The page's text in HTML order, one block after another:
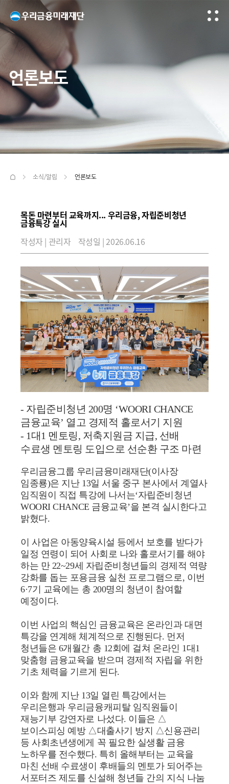
언론보도
소식/알림 언론보도
목돈 마련부터 교육까지... 우리금융, 자립준비청년
금융특강 실시
작성자 | 관리자
작성일 | 2026.06.16
- 자립준비청년 200명 ‘WOORI CHANCE
금융교육’ 열고 경제적 홀로서기 지원
- 1대1 멘토링, 저축지원금 지급, 선배
수료생 멘토링 도입으로 선순환 구조 마련
우리금융그룹 우리금융미래재단(이사장
임종룡)은 지난 13일 서울 중구 본사에서 계열사
임직원이 직접 특강에 나서는‘자립준비청년
WOORI CHANCE 금융교육’을 본격 실시한다고
밝혔다.
이 사업은 아동양육시설 등에서 보호를 받다가
일정 연령이 되어 사회로 나와 홀로서기를 해야
하는 만 22~29세 자립준비청년들의 경제적 역량
강화를 돕는 포용금융 실천 프로그램으로, 이번
6·7기 교육에는 총 200명의 청년이 참여할
예정이다.
이번 사업의 핵심인 금융교육은 온라인과 대면
특강을 연계해 체계적으로 진행된다. 먼저
청년들은 6개월간 총 12회에 걸쳐 온라인 1대1
맞춤형 금융교육을 받으며 경제적 자립을 위한
기초 체력을 기르게 된다.
이와 함께 지난 13일 열린 특강에서는
우리은행과 우리금융캐피탈 임직원들이
재능기부 강연자로 나섰다. 이들은 △
보이스피싱 예방 △대출사기 방지 △신용관리
등 사회초년생에게 꼭 필요한 실생활 금융
노하우를 전수했다. 특히 올해부터는 교육을
마친 선배 수료생이 후배들의 멘토가 되어주는
서포터즈 제도를 신설해 청년들 간의 지식 나눔